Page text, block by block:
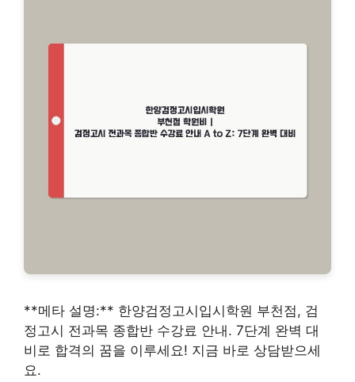
**메타 설명:** 한양검정고시입시학원 부천점, 검
정고시 전과목 종합반 수강료 안내. 7단계 완벽 대
비로 합격의 꿈을 이루세요! 지금 바로 상담받으세
요.